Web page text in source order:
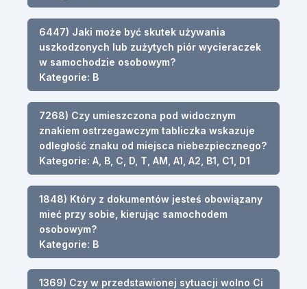
6447) Jaki może być skutek używania
uszkodzonych lub zużytych piór wycieraczek
w samochodzie osobowym?
Kategorie: B
7268) Czy umieszczona pod widocznym
znakiem ostrzegawczym tabliczka wskazuje
odległość znaku od miejsca niebezpiecznego?
Kategorie: A, B, C, D, T, AM, A1, A2, B1, C1, D1
1848) Który z dokumentów jesteś obowiązany
mieć przy sobie, kierując samochodem
osobowym?
Kategorie: B
1369) Czy w przedstawionej sytuacji wolno Ci